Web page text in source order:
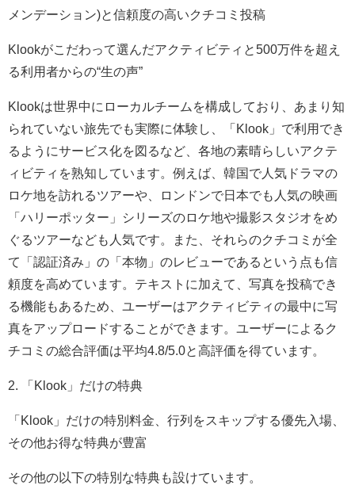
メンデーション)と信頼度の高いクチコミ投稿
Klookがこだわって選んだアクティビティと500万件を超え
る利用者からの“生の声”
Klookは世界中にローカルチームを構成しており、あまり知
られていない旅先でも実際に体験し、「Klook」で利用でき
るようにサービス化を図るなど、各地の素晴らしいアクテ
ィビティを熟知しています。例えば、韓国で人気ドラマの
ロケ地を訪れるツアーや、ロンドンで日本でも人気の映画
「ハリーポッター」シリーズのロケ地や撮影スタジオをめ
ぐるツアーなども人気です。また、それらのクチコミが全
て「認証済み」の「本物」のレビューであるという点も信
頼度を高めています。テキストに加えて、写真を投稿でき
る機能もあるため、ユーザーはアクティビティの最中に写
真をアップロードすることができます。ユーザーによるク
チコミの総合評価は平均4.8/5.0と高評価を得ています。
2. 「Klook」だけの特典
「Klook」だけの特別料金、行列をスキップする優先入場、
その他お得な特典が豊富
その他の以下の特別な特典も設けています。